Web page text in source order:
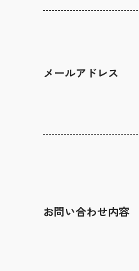
メールアドレス
お問い合わせ内容